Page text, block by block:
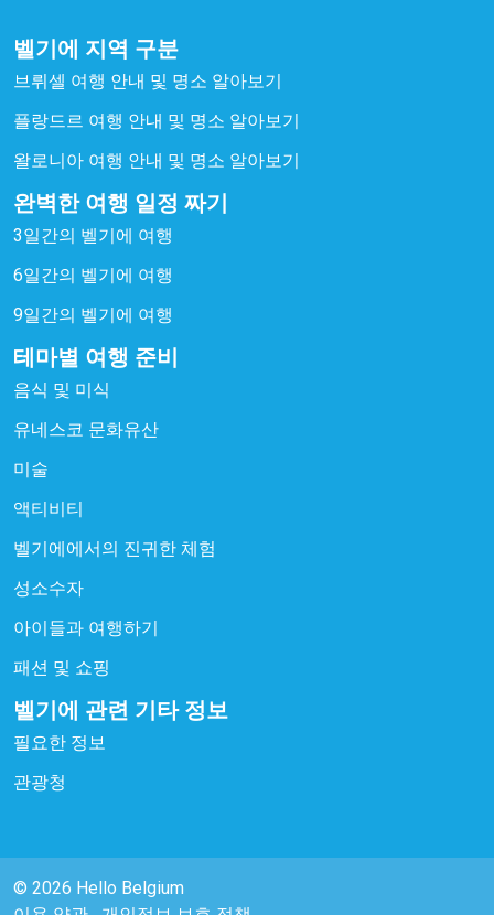
벨기에 지역 구분
브뤼셀 여행 안내 및 명소 알아보기
플랑드르 여행 안내 및 명소 알아보기
왈로니아 여행 안내 및 명소 알아보기
완벽한 여행 일정 짜기
3일간의 벨기에 여행
6일간의 벨기에 여행
9일간의 벨기에 여행
테마별 여행 준비
음식 및 미식
유네스코 문화유산
미술
액티비티
벨기에에서의 진귀한 체험
성소수자
아이들과 여행하기
패션 및 쇼핑
벨기에 관련 기타 정보
필요한 정보
관광청
© 2026 Hello Belgium